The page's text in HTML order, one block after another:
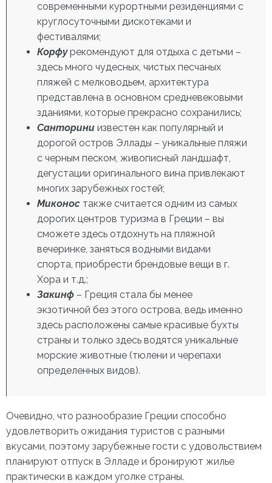
современными курортными резиденциями с
круглосуточными дискотеками и
фестивалями;
Корфурекомендуют для отдыха с детьми –
здесь много чудесных, чистых песчаных
пляжей с мелководьем, архитектура
представлена в основном средневековыми
зданиями, которые прекрасно сохранились;
Санторини известен как популярный и
дорогой остров Эллады – уникальные пляжи
с черным песком, живописный ландшафт,
дегустации оригинального вина привлекают
многих зарубежных гостей;
Миконос также считается одним из самых
дорогих центров туризма в Греции – вы
сможете здесь отдохнуть на пляжной
вечеринке, заняться водными видами
спорта, приобрести брендовые вещи в г.
Хора и т.д.;
Закинф – Греция стала бы менее
экзотичной без этого острова, ведь именно
здесь расположены самые красивые бухты
страны и только здесь водятся уникальные
морские животные (тюлени и черепахи
определенных видов).
Очевидно, что разнообразие Греции способно
удовлетворить ожидания туристов с разными
вкусами, поэтому зарубежные гости с удовольствием
планируют отпуск в Элладе и бронируют жилье
практически в каждом уголке страны.